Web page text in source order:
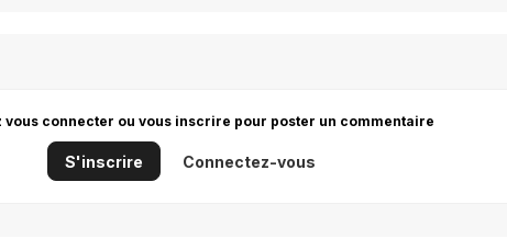
vous connecter ou vous inscrire pour poster un commentaire
S'inscrire Connectez-vous